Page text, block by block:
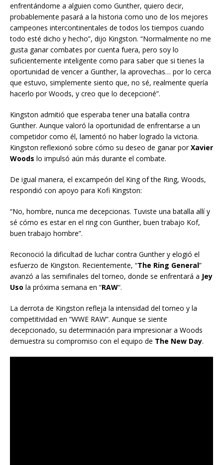
enfrentándome a alguien como Gunther, quiero decir,
probablemente pasará a la historia como uno de los mejores
campeones intercontinentales de todos los tiempos cuando
todo esté dicho y hecho”, dijo Kingston. “Normalmente no me
gusta ganar combates por cuenta fuera, pero soy lo
suficientemente inteligente como para saber que si tienes la
oportunidad de vencer a Gunther, la aprovechas… por lo cerca
que estuvo, simplemente siento que, no sé, realmente quería
hacerlo por Woods, y creo que lo decepcioné”.
Kingston admitió que esperaba tener una batalla contra
Gunther. Aunque valoró la oportunidad de enfrentarse a un
competidor como él, lamentó no haber logrado la victoria.
Kingston reflexionó sobre cómo su deseo de ganar porXavier
Woods lo impulsó aún más durante el combate.
De igual manera, el excampeón del King of the Ring, Woods,
respondió con apoyo para Kofi Kingston:
“No, hombre, nunca me decepcionas. Tuviste una batalla allí y
sé cómo es estar en el ring con Gunther, buen trabajo Kof,
buen trabajo hombre”.
Reconoció la dificultad de luchar contra Gunther y elogió el
esfuerzo de Kingston. Recientemente, “The Ring General”
avanzó a las semifinales del torneo, donde se enfrentará a Jey
Uso la próxima semana en “RAW“.
La derrota de Kingston refleja la intensidad del torneo y la
competitividad en “WWE RAW”. Aunque se siente
decepcionado, su determinación para impresionar a Woods
demuestra su compromiso con el equipo de The New Day.